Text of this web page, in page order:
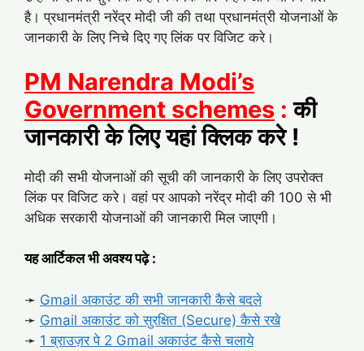
है। प्रधानमंत्री नरेंद्र मोदी जी की तथा प्रधानमंत्री योजनाओं के
जानकारी के लिए निचे दिए गए लिंक पर विजिट करे।
PM Narendra Modi’s
Government schemes : की
जानकारी के लिए यहां क्लिक करे !
मोदी की सभी योजनाओं की सूची की जानकारी के लिए उपरोक्त
लिंक पर विजिट करे। वहां पर आपको नरेंद्र मोदी की 100 से भी
अधिक सरकारी योजनाओं की जानकारी मिल जाएगी।
यह आर्टिकल भी अवश्य पढ़े :
➛ Gmail अकाउंट की सभी जानकारी कैसे बदले
➛ Gmail अकाउंट को सुरक्षित (Secure) कैसे रखे
➛ 1 ब्राउज़र पे 2 Gmail अकाउंट कैसे चलाये